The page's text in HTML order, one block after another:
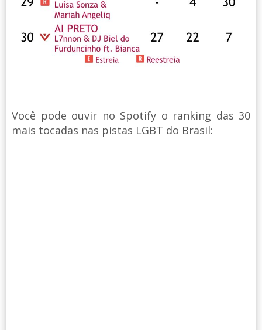
Você pode ouvir no Spotify o ranking das 30
mais tocadas nas pistas LGBT do Brasil: